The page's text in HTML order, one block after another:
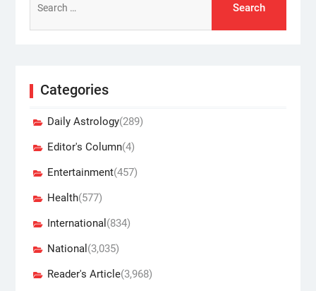
for:
Categories
Daily Astrology(289)
Editor's Column(4)
Entertainment(457)
Health(577)
International (834)
National (3,035)
Reader's Article(3,968)